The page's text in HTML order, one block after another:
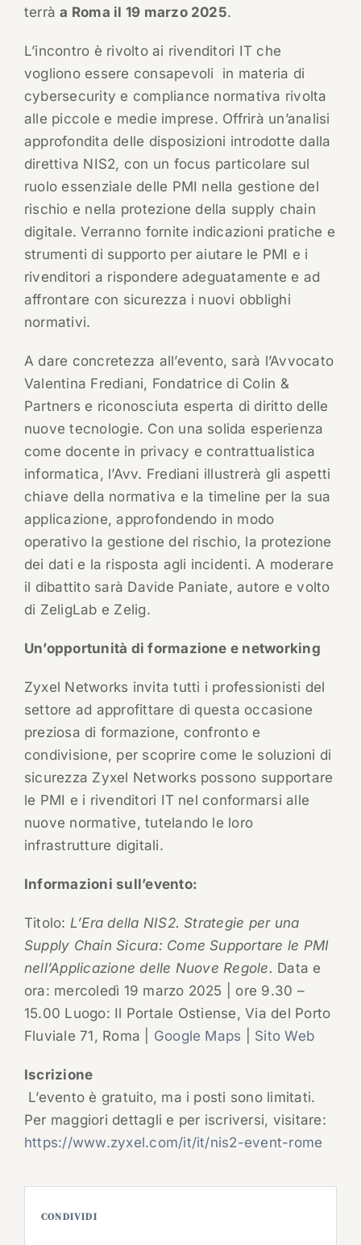
terràa Roma il 19 marzo 2025.
L’incontro è rivolto ai rivenditori IT che
vogliono essere consapevoli in materia di
cybersecurity e compliance normativa rivolta
alle piccole e medie imprese. Offrirà un’analisi
approfondita delle disposizioni introdotte dalla
direttiva NIS2, con un focus particolare sul
ruolo essenziale delle PMI nella gestione del
rischio e nella protezione della supply chain
digitale. Verranno fornite indicazioni pratiche e
strumenti di supporto per aiutare le PMI e i
rivenditori a rispondere adeguatamente e ad
affrontare con sicurezza i nuovi obblighi
normativi.
A dare concretezza all’evento, sarà l’Avvocato
Valentina Frediani, Fondatrice di Colin &
Partners e riconosciuta esperta di diritto delle
nuove tecnologie. Con una solida esperienza
come docente in privacy e contrattualistica
informatica, l’Avv. Frediani illustrerà gli aspetti
chiave della normativa e la timeline per la sua
applicazione, approfondendo in modo
operativo la gestione del rischio, la protezione
dei dati e la risposta agli incidenti. A moderare
il dibattito sarà Davide Paniate, autore e volto
di ZeligLab e Zelig.
Un’opportunità di formazione e networking
Zyxel Networks invita tutti i professionisti del
settore ad approfittare di questa occasione
preziosa di formazione, confronto e
condivisione, per scoprire come le soluzioni di
sicurezza Zyxel Networks possono supportare
le PMI e i rivenditori IT nel conformarsi alle
nuove normative, tutelando le loro
infrastrutture digitali.
Informazioni sull’evento:
Titolo: L’Era della NIS2. Strategie per una
Supply Chain Sicura: Come Supportare le PMI
nell’Applicazione delle Nuove Regole. Data e
ora: mercoledì 19 marzo 2025 | ore 9.30 –
15.00 Luogo: Il Portale Ostiense, Via del Porto
Fluviale 71, Roma | Google Maps Sito Web
Iscrizione
L’evento è gratuito, ma i posti sono limitati.
Per maggiori dettagli e per iscriversi, visitare:
https://www.zyxel.com/it/it/nis2-event-rome
CONDIVIDI